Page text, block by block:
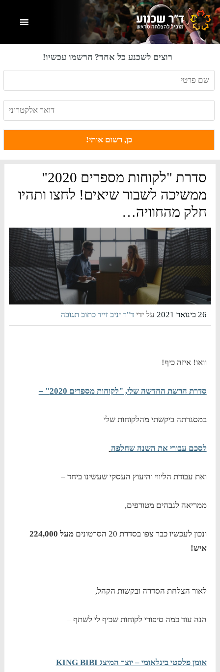
Skip
to
main
Skip
to
primary
Skip
to
footer
רוצים לשכנע כל אחד? הרשמו עכשיו!
סדרת "לקוחות מספרים 2020"
ממשיכה לשבור שיאים! לחצו ותהיו
חלק מהחוויה…
26 בינואר 2021 על ידיד"ר יניב זייד כתוב תגובה
וואו! איזה כיף!
סדרת הרשת החדשה שלי, "לקוחות מספרים 2020" –
במסגרתה ביקשתי מהלקוחות שלי
לסכם עבורי את השנה שחלפה
ואת עבודת הליווי והיעוץ העסקי שעשינו ביחד –
ממריאה לגבהים מטורפים,
ונכון לעכשיו כבר צפו בסדרת 20 הסרטונים
מעל 224,000
איש!
לאור הצלחת הסדרה ובקשות הקהל,
הנה עוד כמה סיפורי לקוחות שכיף לי לשתף –
אומן פלסטי בינלאומי – יוצר המיצג KING BIBI